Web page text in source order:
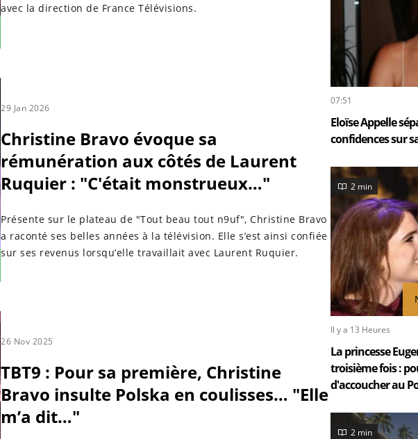
avec la direction de France Télévisions.
29 Jan 2026
Christine Bravo évoque sa
rémunération aux côtés de Laurent
Ruquier : "C'était monstrueux…"
Présente sur le plateau de "Tout beau tout n9uf", Christine Bravo
a raconté ses belles années à la télévision. Elle s’est ainsi confiée
sur ses revenus lorsqu’elle travaillait avec Laurent Ruquier.
26 Nov 2025
TBT9 : Pour sa première, Christine
Bravo insulte Polska en coulisses… "Elle
m’a dit…"
07:51
Eloïse Appelle
confidences sur
2 min
Il y a 13 Heures
La princesse
troisième fois :
d'accoucher au
2 min